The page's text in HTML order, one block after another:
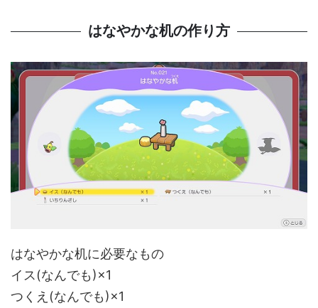
はなやかな机の作り方
はなやかな机に必要なもの
イス(なんでも)×1
つくえ(なんでも)×1